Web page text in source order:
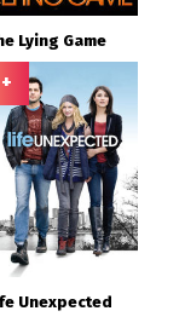
Lying Game
+
Unexpected